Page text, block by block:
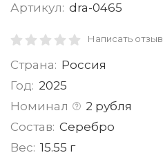
Артикул: dra-0465
Написать отзыв
Страна: Россия
Год: 2025
Номинал
2 рубля
Состав: Серебро
Вес: 15.55 г